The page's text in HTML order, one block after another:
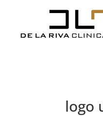
logo